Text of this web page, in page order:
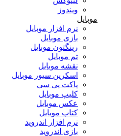
ویندوز
موبایل
نرم افزار موبایل
بازی موبایل
رینگتون موبایل
تم موبایل
نقشه موبایل
اسکرین سیور موبایل
پاکت پی سی
کلیپ موبایل
عکس موبایل
کتاب موبایل
نرم افزار اندروید
بازی اندروید